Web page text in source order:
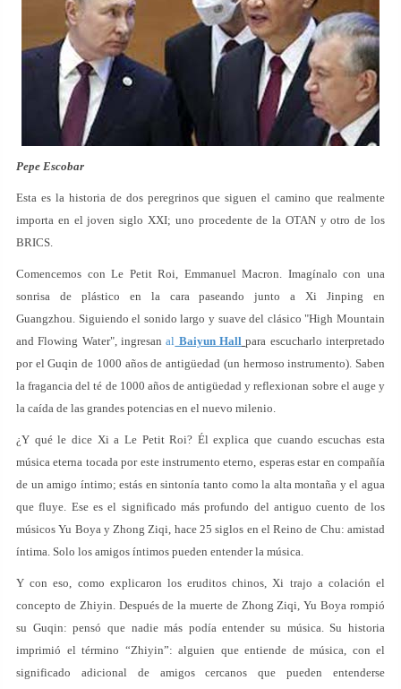
Pepe Escobar
Esta es la historia de dos peregrinos que siguen el camino que realmente
importa en el joven siglo XXI; uno procedente de la OTAN y otro de los
BRICS.
Comencemos con Le Petit Roi, Emmanuel Macron. Imagínalo con una
sonrisa de plástico en la cara paseando junto a Xi Jinping en
Guangzhou. Siguiendo el sonido largo y suave del clásico "High Mountain
and Flowing Water", ingresanal Baiyun Hall para escucharlo interpretado
por el Guqin de 1000 años de antigüedad (un hermoso instrumento). Saben
la fragancia del té de 1000 años de antigüedad y reflexionan sobre el auge y
la caída de las grandes potencias en el nuevo milenio.
¿Y qué le dice Xi a Le Petit Roi? Él explica que cuando escuchas esta
música eterna tocada por este instrumento eterno, esperas estar en compañía
de un amigo íntimo; estás en sintonía tanto como la alta montaña y el agua
que fluye. Ese es el significado más profundo del antiguo cuento de los
músicos Yu Boya y Zhong Ziqi, hace 25 siglos en el Reino de Chu: amistad
íntima. Solo los amigos íntimos pueden entender la música.
Y con eso, como explicaron los eruditos chinos, Xi trajo a colación el
concepto de Zhiyin. Después de la muerte de Zhong Ziqi, Yu Boya rompió
su Guqin: pensó que nadie más podía entender su música. Su historia
imprimió el término “Zhiyin”: alguien que entiende de música, con el
significado adicional de amigos cercanos que pueden entenderse